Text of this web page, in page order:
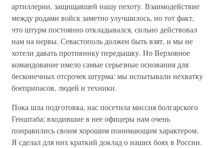
артиллерии, защищавшей нашу пехоту. Взаимодействие
между родами войск заметно улучшилось, но тот факт,
что штурм постоянно откладывался, сильно действовал
нам на нервы. Севастополь должен быть взят, и мы не
хотели давать противнику передышку. Но Верховное
командование имело самые серьезные основания для
бесконечных отсрочек штурма: мы испытывали нехватку
боеприпасов, людей и техники.
Пока шла подготовка, нас посетила миссия болгарского
Генштаба; входившие в нее офицеры нам очень
понравились своим хорошим понимающим характером.
Я сделал для них краткий доклад о наших боях в России.